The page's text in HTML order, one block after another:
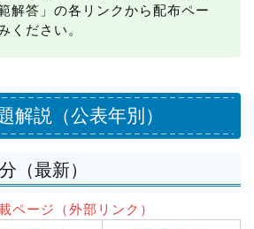
解答」の各リンクから配布ペー
ください。
解説（公表年別）
（最新）
ページ（外部リンク）